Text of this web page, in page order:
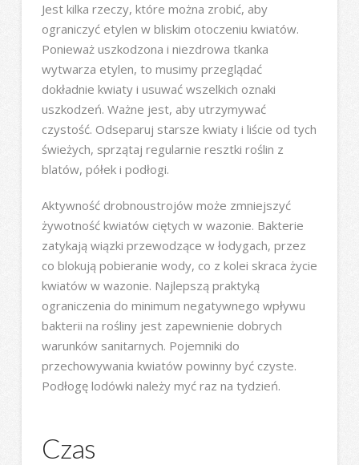
Jest kilka rzeczy, które można zrobić, aby
ograniczyć etylen w bliskim otoczeniu kwiatów.
Ponieważ uszkodzona i niezdrowa tkanka
wytwarza etylen, to musimy przeglądać
dokładnie kwiaty i usuwać wszelkich oznaki
uszkodzeń. Ważne jest, aby utrzymywać
czystość. Odseparuj starsze kwiaty i liście od tych
świeżych, sprzątaj regularnie resztki roślin z
blatów, półek i podłogi.
Aktywność drobnoustrojów może zmniejszyć
żywotność kwiatów ciętych w wazonie. Bakterie
zatykają wiązki przewodzące w łodygach, przez
co blokują pobieranie wody, co z kolei skraca życie
kwiatów w wazonie. Najlepszą praktyką
ograniczenia do minimum negatywnego wpływu
bakterii na rośliny jest zapewnienie dobrych
warunków sanitarnych. Pojemniki do
przechowywania kwiatów powinny być czyste.
Podłogę lodówki należy myć raz na tydzień.
Czas